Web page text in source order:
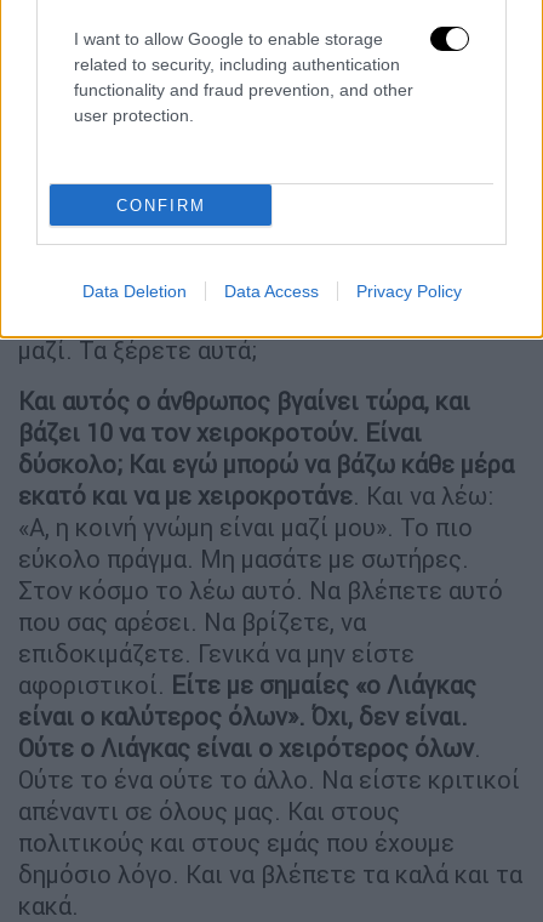
I want to allow Google to enable storage
related to security, including authentication
functionality and fraud prevention, and other
user protection.
CONFIRM
Data Deletion Data Access Privacy Policy
ψηφίσει…» συμπλήρωσε ο Γιώργος Λιάγκας.
«Και ξέρετε το χειρότερο ποιο είναι; Ότι δεν
έμαθε.Ο άνθρωπος αυτός κάποια στιγμή δεν
αυτός κάποια στιγμή, που ξεφτίλιζε τη Μιμή,
την παρακαλούσε να κάνουν θεατρική σχολή
μαζί. Τα ξέρετε αυτά; Να σας τα πω εγώ. Τον
άνθρωπο που ξεφτίλιζε, τον παρακαλούσε
μαζί. Τα ξέρετε αυτά;
Και αυτός ο άνθρωπος βγαίνει τώρα, και
βάζει 10 να τον χειροκροτούν. Είναι
δύσκολο; Και εγώ μπορώ να βάζω κάθε μέρα
εκατό και να με χειροκροτάνε. Και να λέω:
«Α, η κοινή γνώμη είναι μαζί μου». Το πιο
εύκολο πράγμα. Μη μασάτε με σωτήρες.
Στον κόσμο το λέω αυτό. Να βλέπετε αυτό
που σας αρέσει. Να βρίζετε, να
επιδοκιμάζετε. Γενικά να μην είστε
αφοριστικοί. Είτε με σημαίες «ο Λιάγκας
είναι ο καλύτερος όλων». Όχι, δεν είναι.
Ούτε ο Λιάγκας είναι ο χειρότερος όλων.
Ούτε το ένα ούτε το άλλο. Να είστε κριτικοί
απέναντι σε όλους μας. Και στους
πολιτικούς και στους εμάς που έχουμε
δημόσιο λόγο. Και να βλέπετε τα καλά και τα
κακά.